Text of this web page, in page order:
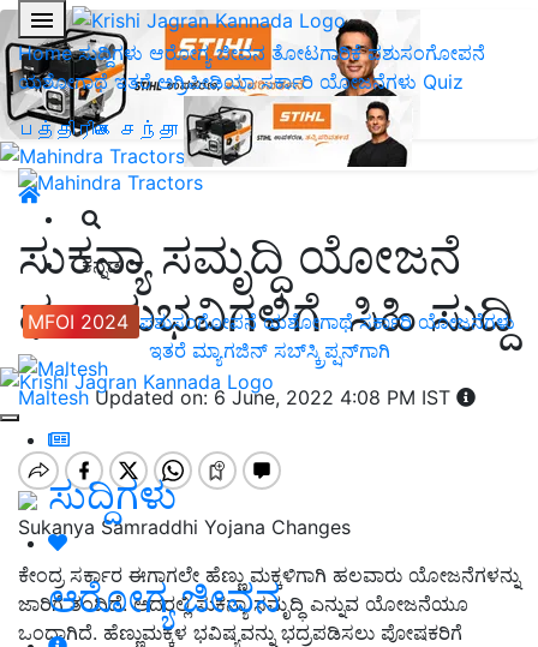
Home ಸುದ್ದಿಗಳು ಆರೋಗ್ಯ ಜೀವನ ತೋಟಗಾರಿಕೆಪಶುಸಂಗೋಪನೆ
ಯಶೋಗಾಥೆ ಇತರೆ ಅಗ್ರಿಪೀಡಿಯಾ ಸರ್ಕಾರಿ ಯೋಜನೆಗಳು Quiz
பத்திரிகை சந்தா
ಕನ್ನಡ
MFOI 2024 ಪಶುಸಂಗೋಪನೆ ಯಶೋಗಾಥೆ ಸರ್ಕಾರಿ ಯೋಜನೆಗಳು
ಇತರೆ ಮ್ಯಾಗಜಿನ್‌ ಸಬ್‌ಸ್ಕ್ರಿಪ್ಷನ್‌ಗಾಗಿ
ಸುದ್ದಿಗಳು
ಆರೋಗ್ಯ ಜೀವನ
ಸುಕನ್ಯಾ ಸಮೃದ್ಧಿ ಯೋಜನೆ
ಫಲಾನುಭವಿಗಳಿಗೆ ಸಿಹಿ ಸುದ್ದಿ
Maltesh Updated on: 6 June, 2022 4:08 PM IST
Sukanya Samraddhi Yojana Changes
ಕೇಂದ್ರ ಸರ್ಕಾರ ಈಗಾಗಲೇ ಹೆಣ್ಣು ಮಕ್ಕಳಿಗಾಗಿ ಹಲವಾರು ಯೋಜನೆಗಳನ್ನು
ಜಾರಿಗೆ ತಂದಿದೆ. ಅದರಲ್ಲಿ ಸುಕನ್ಯಾ ಸಮೃದ್ಧಿ ಎನ್ನುವ ಯೋಜನೆಯೂ
ಒಂದಾಗಿದೆ. ಹೆಣ್ಣುಮಕ್ಕಳ ಭವಿಷ್ಯವನ್ನು ಭದ್ರಪಡಿಸಲು ಪೋಷಕರಿಗೆ